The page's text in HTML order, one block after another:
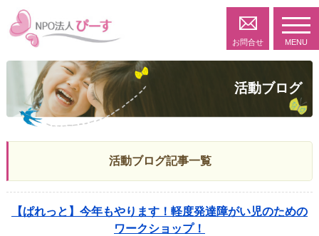
お問合せ MENU
活動ブログ
活動ブログ記事一覧
【ぱれっと】今年もやります！軽度発達障がい児のための
ワークショップ！